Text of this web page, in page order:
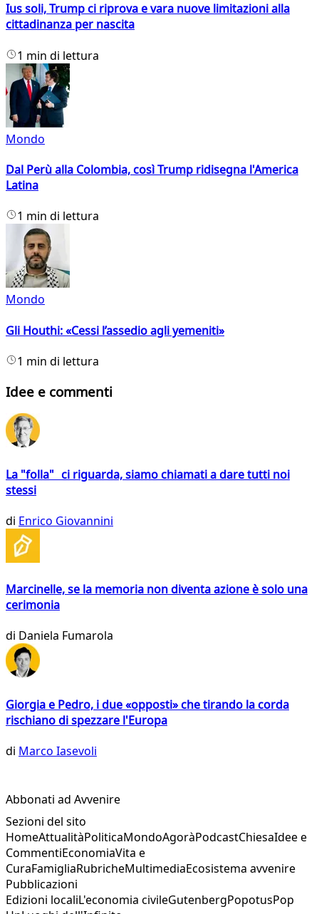
Ius soli, Trump ci riprova e vara nuove limitazioni alla
cittadinanza per nascita
1 min di lettura
Mondo
Dal Perù alla Colombia, così Trump ridisegna l'America
Latina
1 min di lettura
Mondo
Gli Houthi: «Cessi l’assedio agli yemeniti»
1 min di lettura
Idee e commenti
La "folla" ci riguarda, siamo chiamati a dare tutti noi
stessi
di Enrico Giovannini
Marcinelle, se la memoria non diventa azione è solo una
cerimonia
di Daniela Fumarola
Giorgia e Pedro, i due «opposti» che tirando la corda
rischiano di spezzare l'Europa
di Marco Iasevoli
Abbonati ad Avvenire
Sezioni del sito
HomeAttualitàPoliticaMondoAgoràPodcastChiesaIdee e
CommentiEconomiaVita e
CuraFamigliaRubricheMultimediaEcosistema avvenire
Pubblicazioni
Edizioni localiL'economia civileGutenbergPopotusPop